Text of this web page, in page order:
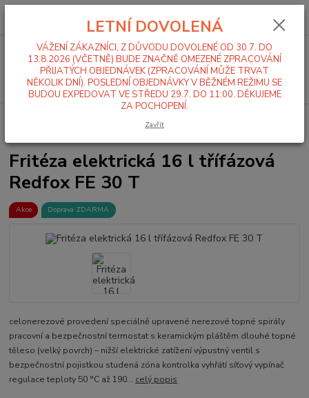
Menu
Hledat
0,00 Kč
Velkoobjemové fritézy
elektrická 16 l třífázová Redfox FE 30 T
Fritéza elektrická 16 l třífázová
Redfox FE 30 T
Akce Doprava ZDARMA
celonerezové provedení speciálně upravené nerezové topné spirály
pracovní a bezpečnostní termostat s keramickým pláštěm dlouhé topné
těleso (velký povrch) – nižší elektrické zatížení výpustný ventil s
bezpečnostní pojistkou studená zóna kontrolka vyhřátí síťový vypínač
regulace teploty 50 °C až 190... celý popis
LETNÍ DOVOLENÁ
VÁŽENÍ ZÁKAZNÍCI, Z DŮVODU DOVOLENÉ OD 30.7. DO
13.8.2026 (VČETNĚ) BUDE ZNAČNĚ OMEZENÉ ZPRACOVÁNÍ
PŘIJATÝCH OBJEDNÁVEK (ZPRACOVÁNÍ MŮŽE TRVAT
NĚKOLIK DNÍ). POSLEDNÍ OBJEDNÁVKY V BĚŽNÉM REŽIMU SE
BUDOU EXPEDOVAT VE STŘEDU 29.7. DO 11:00. DĚKUJEME
ZA POCHOPENÍ.
Zavřít